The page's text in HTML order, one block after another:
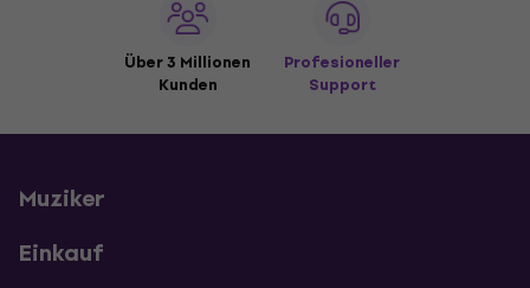
Über 3 Millionen
Kunden
Profesioneller
Support
Muziker
Einkauf